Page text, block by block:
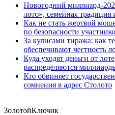
Новогодний миллиард-
лото», семейная
Как не стать жертвой
по безопасности
За кулисами тиража: как
обеспечивают честность
Куда уходят деньги от
распределяются
Кто обвиняет
сомнения в адрес Столото
ЗолотойКлючик